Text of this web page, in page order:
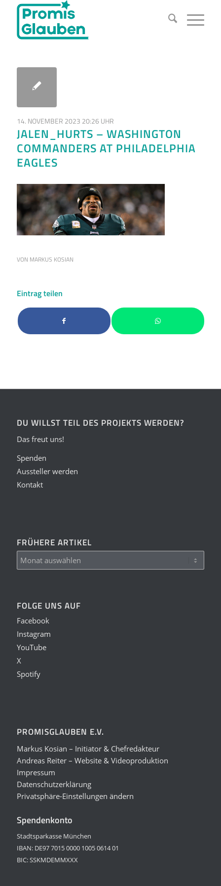
14. NOVEMBER 2023 20:26 UHR
JALEN_HURTS – WASHINGTON
COMMANDERS AT PHILADELPHIA
EAGLES
VON MARKUS KOSIAN
Eintrag teilen
DU WILLST TEIL DES PROJEKTS WERDEN?
Das freut uns!
Spenden
Aussteller werden
Kontakt
FRÜHERE ARTIKEL
FOLGE UNS AUF
Facebook
Instagram
YouTube
X
Spotify
PROMISGLAUBEN E.V.
Markus Kosian – Initiator & Chefredakteur
Andreas Reiter – Website & Videoproduktion
Impressum
Datenschutzerklärung
Privatsphäre-Einstellungen ändern
Spendenkonto
Stadtsparkasse München
IBAN: DE97 7015 0000 1005 0614 01
BIC: SSKMDEMMXXX